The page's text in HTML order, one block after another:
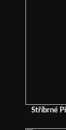
Stříbrné